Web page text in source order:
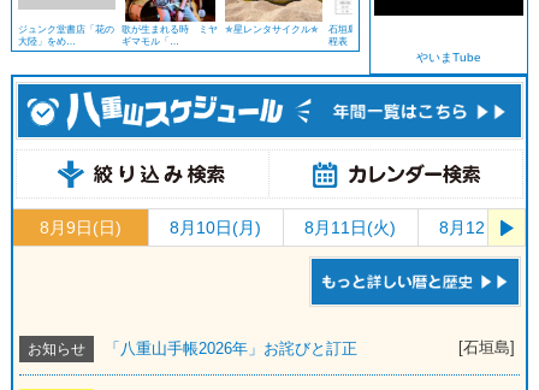
ジュンク堂書店「花の
大陸」をめ…
歌が生まれる時 ミヤ
ギマモル「…
✯星レンタサイクル✯
石垣島 豊年祭2025日
程表
やいまTube
8月9日(日) 8月10日(月) 8月11日(火) 8月12日(水)
お知らせ 「八重山手帳2026年」お詫びと訂正 [石垣島]